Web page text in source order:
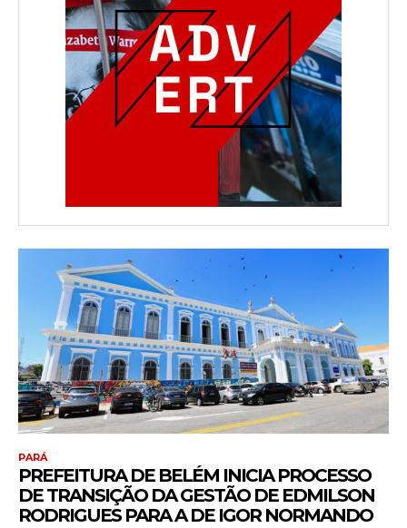
PARÁ
PREFEITURA DE BELÉM INICIA PROCESSO
DE TRANSIÇÃO DA GESTÃO DE EDMILSON
RODRIGUES PARA A DE IGOR NORMANDO